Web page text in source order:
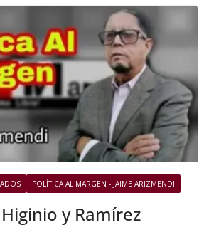
POLÍTICA AL MARGEN - JAIME ARIZMENDI
y Ramírez